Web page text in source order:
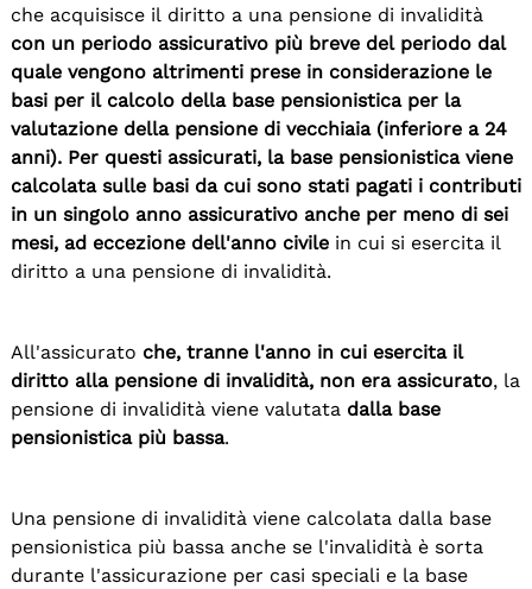
che acquisisce il diritto a una pensione di invalidità
con un periodo assicurativo più breve del periodo dal
quale vengono altrimenti prese in considerazione le
basi per il calcolo della base pensionistica per la
valutazione della pensione di vecchiaia (inferiore a 24
anni). Per questi assicurati, la base pensionistica viene
calcolata sulle basi da cui sono stati pagati i contributi
in un singolo anno assicurativo anche per meno di sei
mesi, ad eccezione dell'anno civile in cui si esercita il
diritto a una pensione di invalidità.
All'assicurato che, tranne l'anno in cui esercita il
diritto alla pensione di invalidità, non era assicurato, la
pensione di invalidità viene valutata dalla base
pensionistica più bassa.
Una pensione di invalidità viene calcolata dalla base
pensionistica più bassa anche se l'invalidità è sorta
durante l'assicurazione per casi speciali e la base